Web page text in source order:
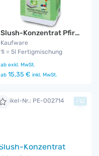
Slush-Konzentrat Pfirsich-Maracuja
Kaufware
1l = 5l Fertigmischung
ab exkl. MwSt.
ab 15,35 € inkl. MwSt.
Artikel-Nr.: PE-002714 +